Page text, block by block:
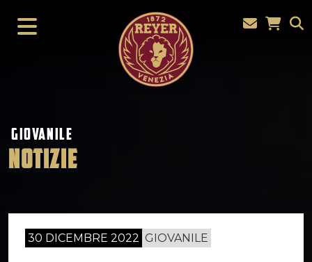
GIOVANILE
NOTIZIE
30 DICEMBRE 2022 GIOVANILE